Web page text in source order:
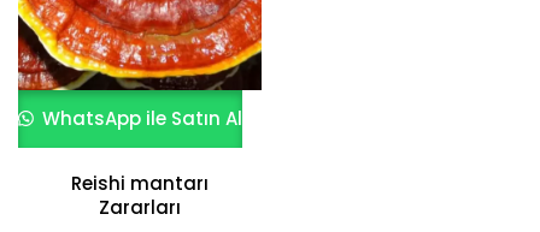
WhatsApp ile Satın Al
Reishi mantarı
Zararları